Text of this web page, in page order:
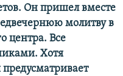
Он пришел вместе
молитву в
центра. Все
Хотя